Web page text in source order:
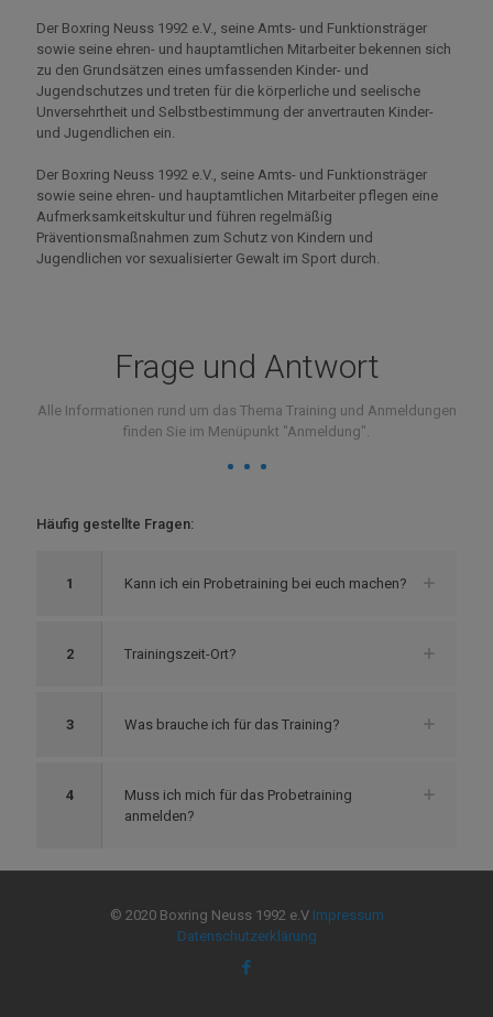
Der Boxring Neuss 1992 e.V., seine Amts- und Funktionsträger
sowie seine ehren- und hauptamtlichen Mitarbeiter bekennen sich
zu den Grundsätzen eines umfassenden Kinder- und
Jugendschutzes und treten für die körperliche und seelische
Unversehrtheit und Selbstbestimmung der anvertrauten Kinder-
und Jugendlichen ein.
Der Boxring Neuss 1992 e.V., seine Amts- und Funktionsträger
sowie seine ehren- und hauptamtlichen Mitarbeiter pflegen eine
Aufmerksamkeitskultur und führen regelmäßig
Präventionsmaßnahmen zum Schutz von Kindern und
Jugendlichen vor sexualisierter Gewalt im Sport durch.
Frage und Antwort
Alle Informationen rund um das Thema Training und Anmeldungen
finden Sie im Menüpunkt "Anmeldung".
Häufig gestellte Fragen:
1 Kann ich ein Probetraining bei euch machen?
2 Trainingszeit-Ort?
3 Was brauche ich für das Training?
4
Muss ich mich für das Probetraining
anmelden?
© 2020 Boxring Neuss 1992 e.V Impressum
Datenschutzerklärung